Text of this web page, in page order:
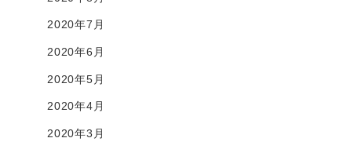
2020年7月
2020年6月
2020年5月
2020年4月
2020年3月